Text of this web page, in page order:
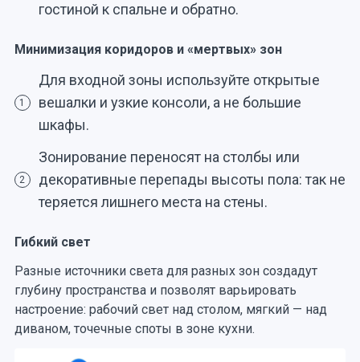
гостиной к спальне и обратно.
Минимизация коридоров и «мертвых» зон
1
Для входной зоны используйте открытые
вешалки и узкие консоли, а не большие
шкафы.
2
Зонирование переносят на столбы или
декоративные перепады высоты пола: так не
теряется лишнего места на стены.
Гибкий свет
Разные источники света для разных зон создадут
глубину пространства и позволят варьировать
настроение: рабочий свет над столом, мягкий — над
диваном, точечные споты в зоне кухни.